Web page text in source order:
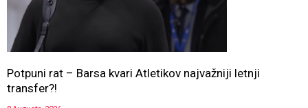
Potpuni rat – Barsa kvari Atletikov najvažniji letnji
transfer?!